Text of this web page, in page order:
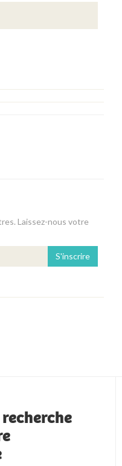
Laissez-nous votre
S'inscrire